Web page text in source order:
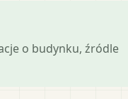
o budynku, źródle